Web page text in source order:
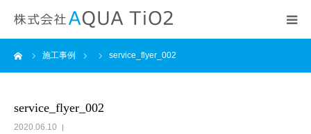
施工事例 service_flyer_002
service_flyer_002
2020.06.10
トップページ